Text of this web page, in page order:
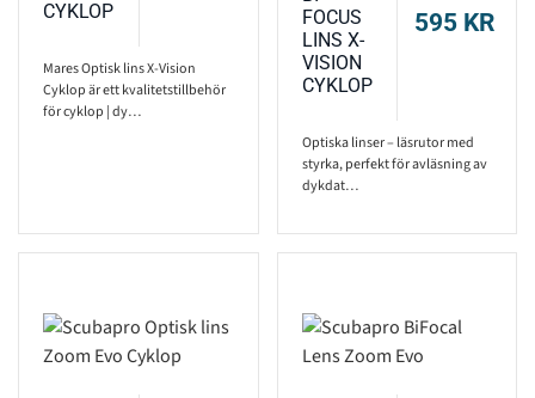
CYKLOP
Mares Optisk lins X-Vision
Cyklop är ett kvalitetstillbehör
för cyklop | dy…
FOCUS
LINS X-
VISION
CYKLOP
595 KR
Optiska linser – läsrutor med
styrka, perfekt för avläsning av
dykdat…